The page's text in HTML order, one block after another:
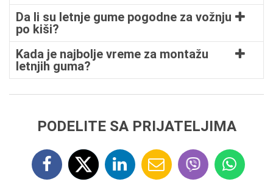
Da li su letnje gume pogodne za vožnju
po kiši?
Kada je najbolje vreme za montažu
letnjih guma?
PODELITE SA PRIJATELJIMA